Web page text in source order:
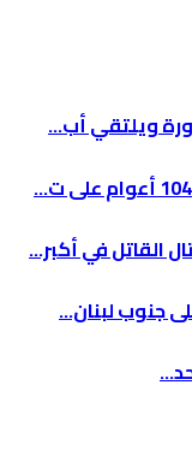
ويلتقي أب...
جنوب لبنان...